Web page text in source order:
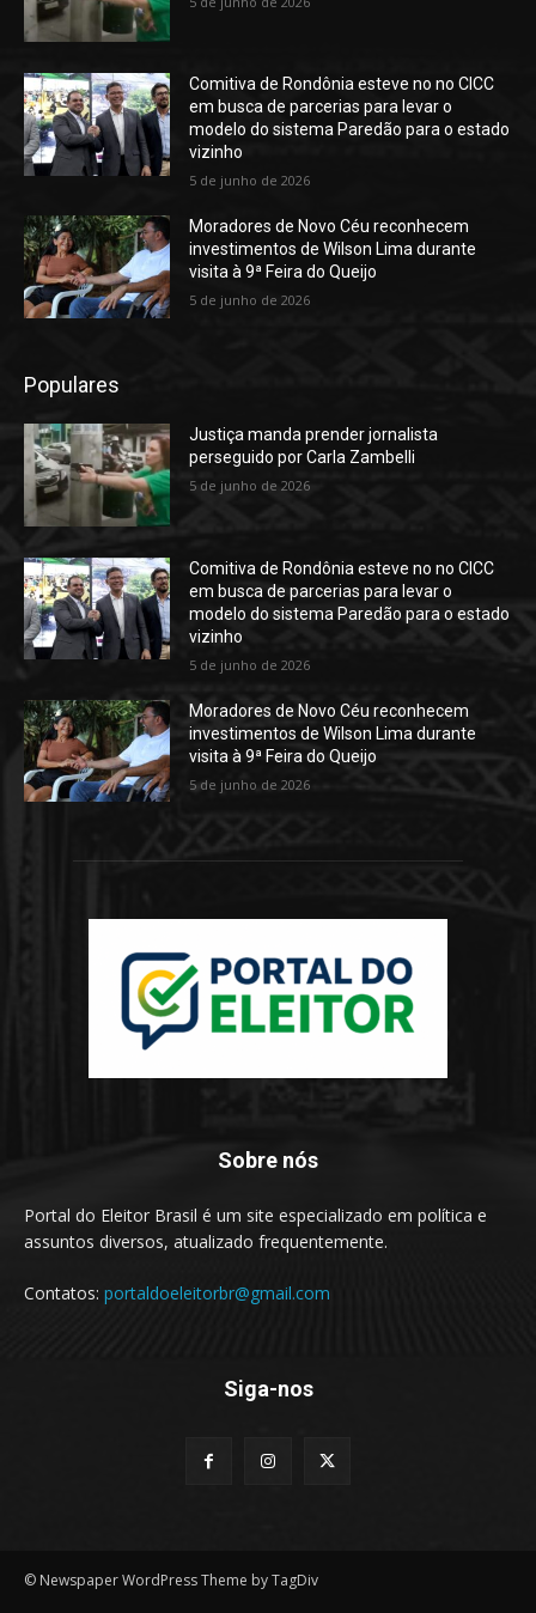
Comitiva de Rondônia esteve no no CICC
em busca de parcerias para levar o
modelo do sistema Paredão para o estado
vizinho
5 de junho de 2026
Moradores de Novo Céu reconhecem
investimentos de Wilson Lima durante
visita à 9ª Feira do Queijo
5 de junho de 2026
Populares
Justiça manda prender jornalista
perseguido por Carla Zambelli
5 de junho de 2026
Comitiva de Rondônia esteve no no CICC
em busca de parcerias para levar o
modelo do sistema Paredão para o estado
vizinho
5 de junho de 2026
Moradores de Novo Céu reconhecem
investimentos de Wilson Lima durante
visita à 9ª Feira do Queijo
5 de junho de 2026
Sobre nós
Portal do Eleitor Brasil é um site especializado em política e
assuntos diversos, atualizado frequentemente.
Contatos: portaldoeleitorbr@gmail.com
Siga-nos
© Newspaper WordPress Theme by TagDiv